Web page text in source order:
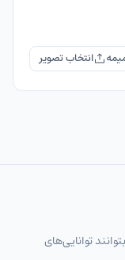
توانایی‌های